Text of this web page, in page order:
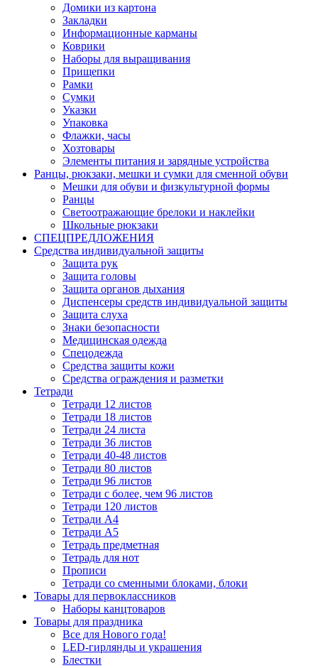
Домики из картона
Закладки
Информационные карманы
Коврики
Наборы для выращивания
Прищепки
Рамки
Сумки
Указки
Упаковка
Флажки, часы
Хозтовары
Элементы питания и зарядные устройства
Ранцы, рюкзаки, мешки и сумки для сменной обуви
Мешки для обуви и физкультурной формы
Ранцы
Светоотражающие брелоки и наклейки
Школьные рюкзаки
СПЕЦПРЕДЛОЖЕНИЯ
Средства индивидуальной защиты
Защита рук
Защита головы
Защита органов дыхания
Диспенсеры средств индивидуальной защиты
Защита слуха
Знаки безопасности
Медицинская одежда
Спецодежда
Средства защиты кожи
Средства ограждения и разметки
Тетради
Тетради 12 листов
Тетради 18 листов
Тетради 24 листа
Тетради 36 листов
Тетради 40-48 листов
Тетради 80 листов
Тетради 96 листов
Тетради с более, чем 96 листов
Тетради 120 листов
Тетради А4
Тетради А5
Тетрадь предметная
Тетрадь для нот
Прописи
Тетради со сменными блоками, блоки
Товары для первоклассников
Наборы канцтоваров
Товары для праздника
Все для Нового года!
LED-гирлянды и украшения
Блестки